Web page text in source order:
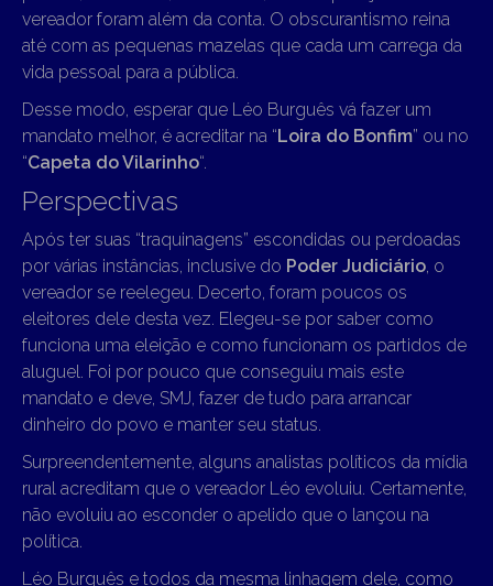
vereador foram além da conta. O obscurantismo reina
até com as pequenas mazelas que cada um carrega da
vida pessoal para a pública.
Desse modo, esperar que Léo Burguês vá fazer um
mandato melhor, é acreditar na “Loira do Bonfim” ou no
“Capeta do Vilarinho“.
Perspectivas
Após ter suas “traquinagens” escondidas ou perdoadas
por várias instâncias, inclusive do Poder Judiciário, o
vereador se reelegeu. Decerto, foram poucos os
eleitores dele desta vez. Elegeu-se por saber como
funciona uma eleição e como funcionam os partidos de
aluguel. Foi por pouco que conseguiu mais este
mandato e deve, SMJ, fazer de tudo para arrancar
dinheiro do povo e manter seu status.
Surpreendentemente, alguns analistas políticos da mídia
rural acreditam que o vereador Léo evoluiu. Certamente,
não evoluiu ao esconder o apelido que o lançou na
política.
Léo Burguês e todos da mesma linhagem dele, como